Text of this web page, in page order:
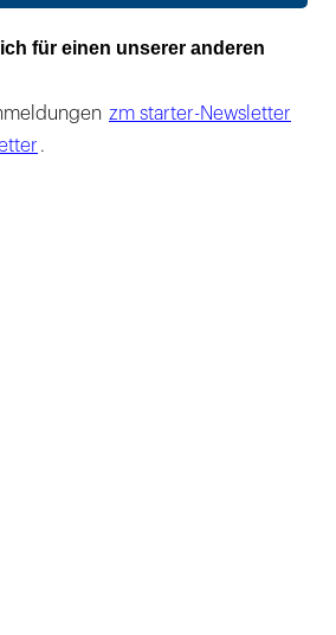
für einen unserer anderen
zm starter-Newsletter
.